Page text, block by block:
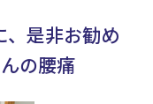
、是非お勧め
の腰痛